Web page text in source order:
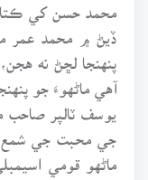
محمد حسن کي
ڏيڻ ۾ محمد عمر
پنهنجا لڇڻ نه
آهي ماڻهوءَ جو
يوسف ٽالپر
جي محبت جي شمع
ماڻهو قومي